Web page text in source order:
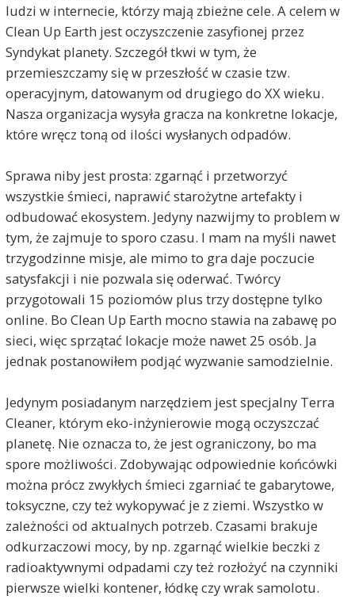
ludzi w internecie, którzy mają zbieżne cele. A celem w
Clean Up Earth jest oczyszczenie zasyfionej przez
Syndykat planety. Szczegół tkwi w tym, że
przemieszczamy się w przeszłość w czasie tzw.
operacyjnym, datowanym od drugiego do XX wieku.
Nasza organizacja wysyła gracza na konkretne lokacje,
które wręcz toną od ilości wysłanych odpadów.
Sprawa niby jest prosta: zgarnąć i przetworzyć
wszystkie śmieci, naprawić starożytne artefakty i
odbudować ekosystem. Jedyny nazwijmy to problem w
tym, że zajmuje to sporo czasu. I mam na myśli nawet
trzygodzinne misje, ale mimo to gra daje poczucie
satysfakcji i nie pozwala się oderwać. Twórcy
przygotowali 15 poziomów plus trzy dostępne tylko
online. Bo Clean Up Earth mocno stawia na zabawę po
sieci, więc sprzątać lokacje może nawet 25 osób. Ja
jednak postanowiłem podjąć wyzwanie samodzielnie.
Jedynym posiadanym narzędziem jest specjalny Terra
Cleaner, którym eko-inżynierowie mogą oczyszczać
planetę. Nie oznacza to, że jest ograniczony, bo ma
spore możliwości. Zdobywając odpowiednie końcówki
można prócz zwykłych śmieci zgarniać te gabarytowe,
toksyczne, czy też wykopywać je z ziemi. Wszystko w
zależności od aktualnych potrzeb. Czasami brakuje
odkurzaczowi mocy, by np. zgarnąć wielkie beczki z
radioaktywnymi odpadami czy też rozłożyć na czynniki
pierwsze wielki kontener, łódkę czy wrak samolotu.